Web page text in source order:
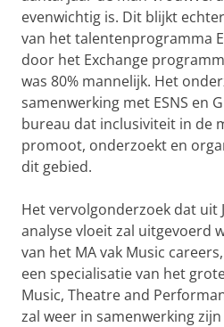
evenwichtig is. Dit blijkt
van het talentenprogramma
door het Exchange
was 80% mannelijk. Het
samenwerking met ESNS en
bureau dat inclusiviteit in de
promoot, onderzoekt en
dit gebied.
Het vervolgonderzoek dat uit
analyse vloeit zal uitgevoerd
van het MA vak Music
een specialisatie van het
Music, Theatre and
zal weer in samenwerking